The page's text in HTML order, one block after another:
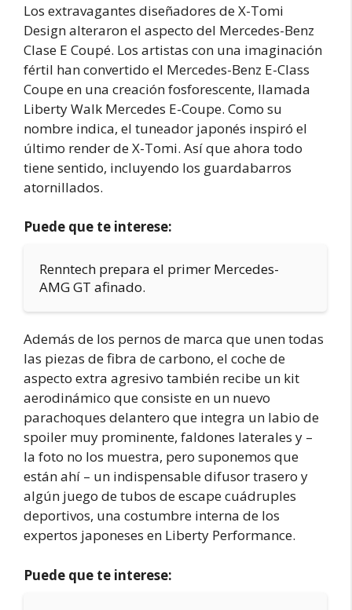
Los extravagantes diseñadores de X-Tomi
Design alteraron el aspecto del Mercedes-Benz
Clase E Coupé. Los artistas con una imaginación
fértil han convertido el Mercedes-Benz E-Class
Coupe en una creación fosforescente, llamada
Liberty Walk Mercedes E-Coupe. Como su
nombre indica, el tuneador japonés inspiró el
último render de X-Tomi. Así que ahora todo
tiene sentido, incluyendo los guardabarros
atornillados.
Puede que te interese:
Renntech prepara el primer Mercedes-
AMG GT afinado.
Además de los pernos de marca que unen todas
las piezas de fibra de carbono, el coche de
aspecto extra agresivo también recibe un kit
aerodinámico que consiste en un nuevo
parachoques delantero que integra un labio de
spoiler muy prominente, faldones laterales y –
la foto no los muestra, pero suponemos que
están ahí – un indispensable difusor trasero y
algún juego de tubos de escape cuádruples
deportivos, una costumbre interna de los
expertos japoneses en Liberty Performance.
Puede que te interese: